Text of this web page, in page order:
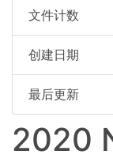
文件计数
创建日期
最后更新
2020